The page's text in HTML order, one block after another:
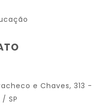
e Chaves, 313 -
SP